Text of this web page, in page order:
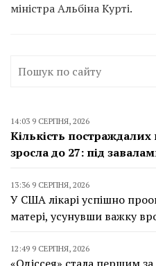
міністра Альбіна Курті.
14:03 9 СЕРПНЯ, 2026
Кількість
зросла до 27: під
13:36 9 СЕРПНЯ, 2026
У США лікарі успішно
матері, усунувши важку
12:49 9 СЕРПНЯ, 2026
«Одіссея» стала першим